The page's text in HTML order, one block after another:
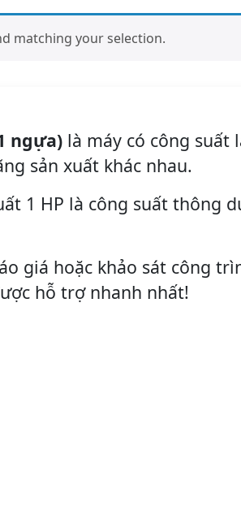
matching your selection.
ngựa) là máy có công
sản xuất khác nhau.
1 HP là công suất thông
giá hoặc khảo sát công
hỗ trợ nhanh nhất!